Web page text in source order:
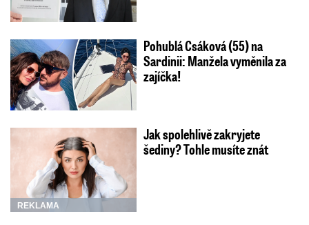
Pohublá Csáková (55) na
Sardinii: Manžela vyměnila za
zajíčka!
REKLAMA
Jak spolehlivě zakryjete
šediny? Tohle musíte znát